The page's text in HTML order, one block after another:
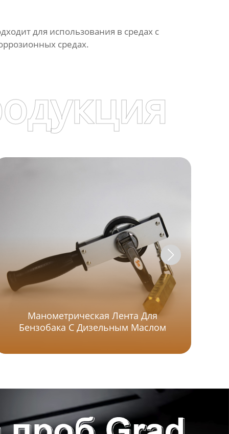
для использования в средах с
средах.
Манометрическая Лента Для
Бензобака С Дизельным Маслом